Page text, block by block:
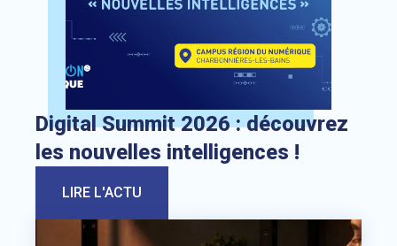
Digital Summit 2026 : découvrez
les nouvelles intelligences !
LIRE L'ACTU